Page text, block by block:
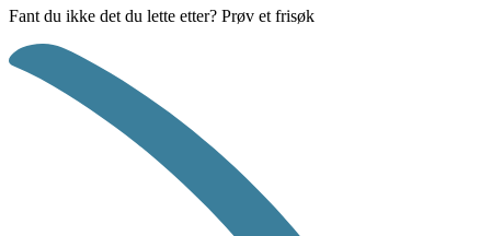
Fant du ikke det du lette etter? Prøv et frisøk